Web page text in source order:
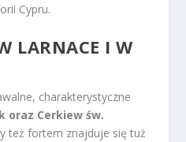
Cypru.
LARNACE I W
charakterystyczne
oraz Cerkiew św.
też fortem znajduje się tuż